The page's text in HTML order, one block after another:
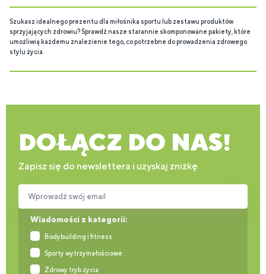
Szukasz idealnego prezentu dla miłośnika sportu lub zestawu produktów
sprzyjających zdrowiu? Sprawdź nasze starannie skomponowane pakiety, które
umożliwią każdemu znalezienie tego, co potrzebne do prowadzenia zdrowego
stylu życia.
DOŁĄCZ DO NAS!
Zapisz się do newslettera i uzyskaj zniżkę
Wiadomości z kategorii:
Bodybuilding i fitness
Sporty wytrzymałościowe
Zdrowy tryb życia
Wprowadź swój email